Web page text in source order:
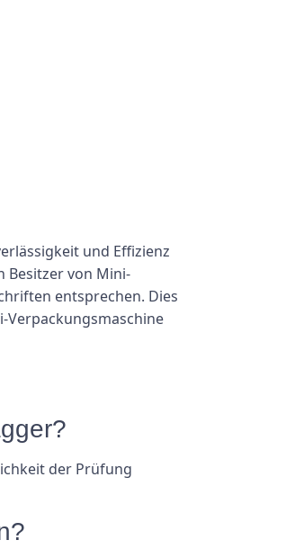
und Effizienz
Besitzer von Mini-
entsprechen. Dies
der Prüfung